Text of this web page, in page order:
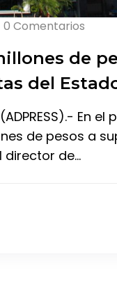
0 Comentarios
de
del
En
de pesos a
director de…